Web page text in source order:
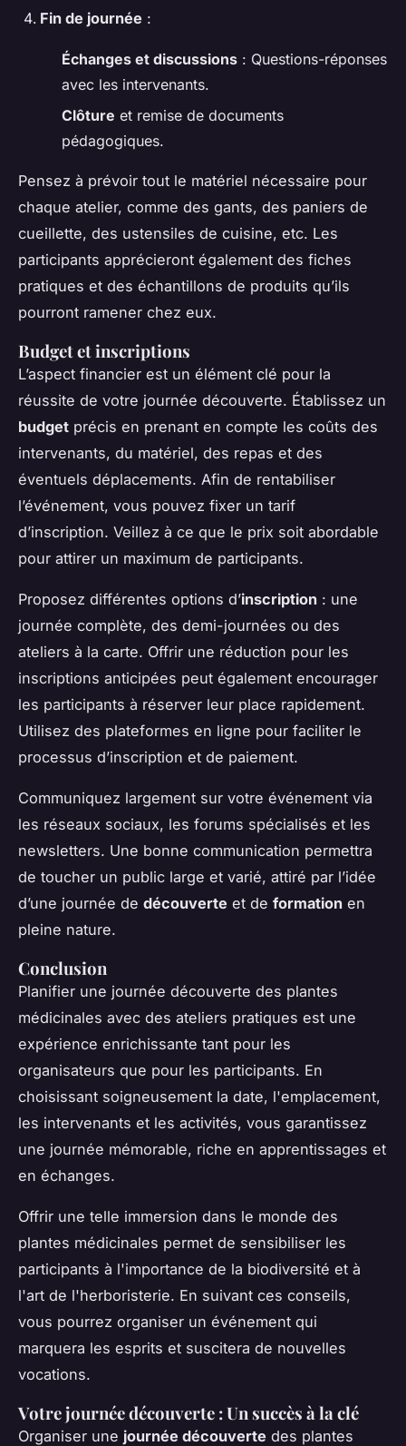
Fin de journée :
Échanges et discussions : Questions-réponses
avec les intervenants.
Clôture et remise de documents
pédagogiques.
Pensez à prévoir tout le matériel nécessaire pour
chaque atelier, comme des gants, des paniers de
cueillette, des ustensiles de cuisine, etc. Les
participants apprécieront également des fiches
pratiques et des échantillons de produits qu’ils
pourront ramener chez eux.
Budget et inscriptions
L’aspect financier est un élément clé pour la
réussite de votre journée découverte. Établissez un
budget précis en prenant en compte les coûts des
intervenants, du matériel, des repas et des
éventuels déplacements. Afin de rentabiliser
l’événement, vous pouvez fixer un tarif
d’inscription. Veillez à ce que le prix soit abordable
pour attirer un maximum de participants.
Proposez différentes options d’inscription : une
journée complète, des demi-journées ou des
ateliers à la carte. Offrir une réduction pour les
inscriptions anticipées peut également encourager
les participants à réserver leur place rapidement.
Utilisez des plateformes en ligne pour faciliter le
processus d’inscription et de paiement.
Communiquez largement sur votre événement via
les réseaux sociaux, les forums spécialisés et les
newsletters. Une bonne communication permettra
de toucher un public large et varié, attiré par l’idée
d’une journée de découverte et de formation en
pleine nature.
Conclusion
Planifier une journée découverte des plantes
médicinales avec des ateliers pratiques est une
expérience enrichissante tant pour les
organisateurs que pour les participants. En
choisissant soigneusement la date, l'emplacement,
les intervenants et les activités, vous garantissez
une journée mémorable, riche en apprentissages et
en échanges.
Offrir une telle immersion dans le monde des
plantes médicinales permet de sensibiliser les
participants à l'importance de la biodiversité et à
l'art de l'herboristerie. En suivant ces conseils,
vous pourrez organiser un événement qui
marquera les esprits et suscitera de nouvelles
vocations.
Votre journée découverte : Un succès à la clé
Organiser une journée découverte des plantes